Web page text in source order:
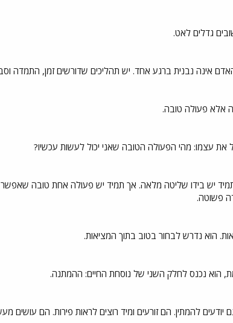
גדלים לאט.
אינה נבנית ברגע אחד. יש תהליכים שדורשים זמן, התמדה
אלא פעולה טובה.
את עצמו: מהי הפעולה הטובה שאני יכול לעשות עכשיו?
יש בידו שליטה מלאה. אך תמיד יש פעולה אחת טובה
פשוטה.
הוא נדרש לבחור בטוב בתוך המציאות.
הוא נכנס לחלק השני של נוסחת החיים: ההמתנה.
יודעים להמתין. הם זורעים ומיד רוצים לראות פירות. הם